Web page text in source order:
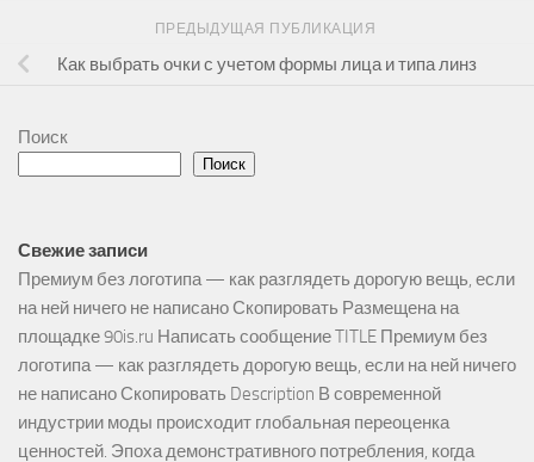
ПРЕДЫДУЩАЯ ПУБЛИКАЦИЯ
Как выбрать очки с учетом формы лица и типа линз
Поиск
Поиск
Свежие записи
Премиум без логотипа — как разглядеть дорогую вещь, если
на ней ничего не написано Скопировать Размещена на
площадке 90is.ru Написать сообщение TITLE Премиум без
логотипа — как разглядеть дорогую вещь, если на ней ничего
не написано Скопировать Description В современной
индустрии моды происходит глобальная переоценка
ценностей. Эпоха демонстративного потребления, когда